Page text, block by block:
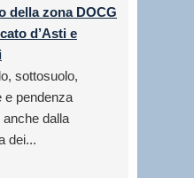
della zona DOCG
d’Asti e
sottosuolo,
e pendenza
dalla
dei...